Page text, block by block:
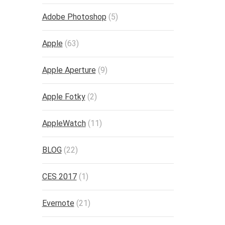
Adobe Photoshop (5)
Apple (63)
Apple Aperture (9)
Apple Fotky(2)
AppleWatch(11)
BLOG(22)
CES 2017(1)
Evernote (21)